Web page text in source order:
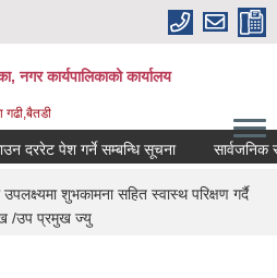
नगर कार्यपालिकाको कार्यालय
दररेट पेश गर्ने सम्बन्धि सूचना सार्वजनिक
शुभकामना सहित स्वास्थ परिक्षण गर्दै
/उप प्रमुख ज्यु